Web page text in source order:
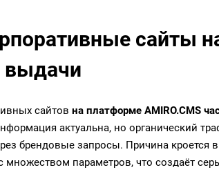
сайты
выдачи
сайтов на платформе AMIRO.CMS
актуальна, но органический
брендовые запросы. Причина
множеством параметров, что создаёт